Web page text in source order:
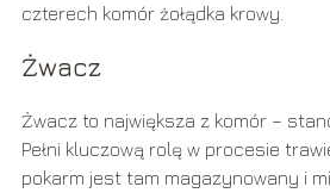
czterech komór żołądka krowy.
Żwacz
Żwacz to największa z komór –
Pełni kluczową rolę w procesie
pokarm jest tam magazynowany i